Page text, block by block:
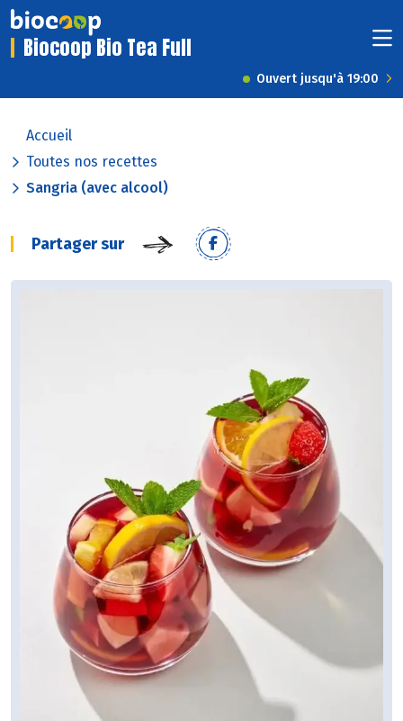
Biocoop Bio Tea Full
Ouvert jusqu'à 19:00
Accueil
Toutes nos recettes
Sangria (avec alcool)
Partager sur